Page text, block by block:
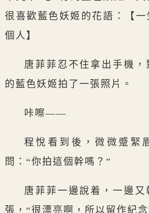
很喜歡藍色妖姬的花語：【
個人】
唐菲菲忍不住拿出手機，
的藍色妖姬拍了一張照片。
咔嚓——
程悅看到後，微微蹙緊
問：“你拍這個幹嗎？”
唐菲菲一邊說着，一邊又
張，“很漂亮啊，所以留作紀